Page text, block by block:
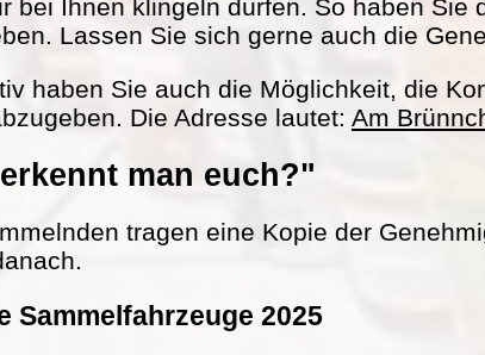
bei Ihnen klingeln dürfen. So haben
Lassen Sie sich gerne auch die
haben Sie auch die Möglichkeit, die
Die Adresse lautet: Am
man euch?"
tragen eine Kopie der
Sammelfahrzeuge 2025